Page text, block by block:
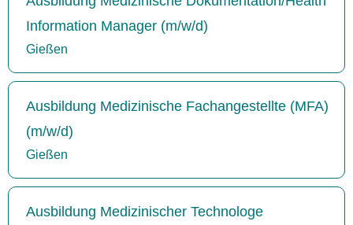
Information Manager (m/w/d)
Gießen
Ausbildung Medizinische Fachangestellte (MFA)
(m/w/d)
Gießen
Ausbildung Medizinischer Technologe